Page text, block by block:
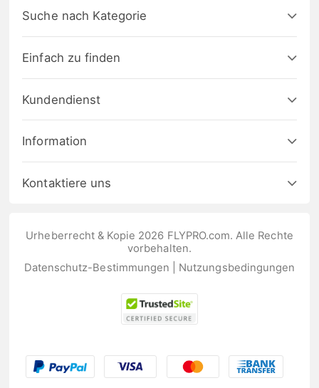
Suche nach Kategorie
Einfach zu finden
Kundendienst
Information
Kontaktiere uns
Urheberrecht & Kopie 2026 FLYPRO.com. Alle Rechte
vorbehalten.
Datenschutz-Bestimmungen
Nutzungsbedingungen